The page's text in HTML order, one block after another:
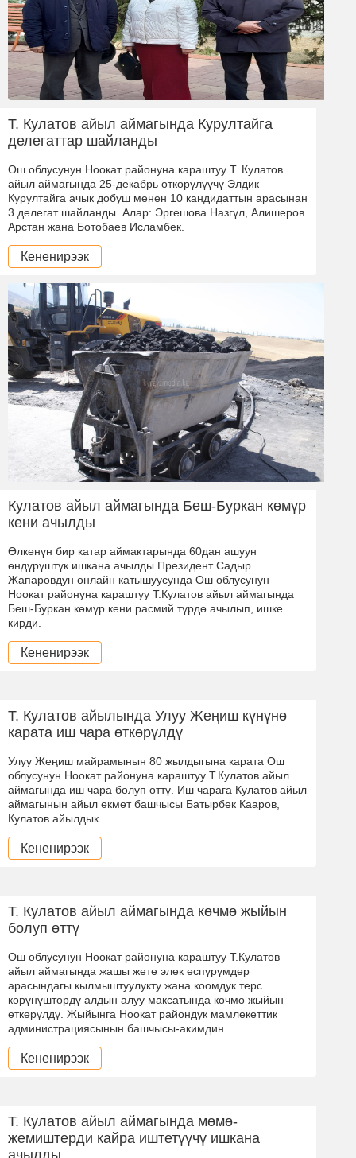
Т. Кулатов айыл аймагында Курултайга
делегаттар шайланды
Ош облусунун Ноокат районуна караштуу Т. Кулатов
айыл аймагында 25-декабрь өткөрүлүүчү Элдик
Курултайга ачык добуш менен 10 кандидаттын арасынан
3 делегат шайланды. Алар: Эргешова Назгүл, Алишеров
Арстан жана Ботобаев Исламбек.
Кененирээк
Кулатов айыл аймагында Беш-Буркан көмүр
кени ачылды
Өлкөнүн бир катар аймактарында 60дан ашуун
өндүрүштүк ишкана ачылды.Президент Садыр
Жапаровдун онлайн катышуусунда Ош облусунун
Ноокат районуна караштуу Т.Кулатов айыл аймагында
Беш-Буркан көмүр кени расмий түрдө ачылып, ишке
кирди.
Кененирээк
Т. Кулатов айылында Улуу Жеңиш күнүнө
карата иш чара өткөрүлдү
Улуу Жеңиш майрамынын 80 жылдыгына карата Ош
облусунун Ноокат районуна караштуу Т.Кулатов айыл
аймагында иш чара болуп өттү. Иш чарага Кулатов айыл
аймагынын айыл өкмөт башчысы Батырбек Кааров,
Кулатов айылдык …
Кененирээк
Т. Кулатов айыл аймагында көчмө жыйын
болуп өттү
Ош облусунун Ноокат районуна караштуу Т.Кулатов
айыл аймагында жашы жете элек өспүрүмдөр
арасындагы кылмыштуулукту жана коомдук терс
көрүнүштөрдү алдын алуу максатында көчмө жыйын
өткөрүлдү. Жыйынга Ноокат райондук мамлекеттик
администрациясынын башчысы-акимдин …
Кененирээк
Т. Кулатов айыл аймагында мөмө-
жемиштерди кайра иштетүүчү ишкана
ачылды